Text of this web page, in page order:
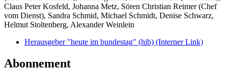
Claus Peter Kosfeld, Johanna Metz, Sören Christian Reimer (Chef
vom Dienst), Sandra Schmid, Michael Schmidt, Denise Schwarz,
Helmut Stoltenberg, Alexander Weinlein
Herausgeber "heute im bundestag" (hib) (Interner Link)
Abonnement